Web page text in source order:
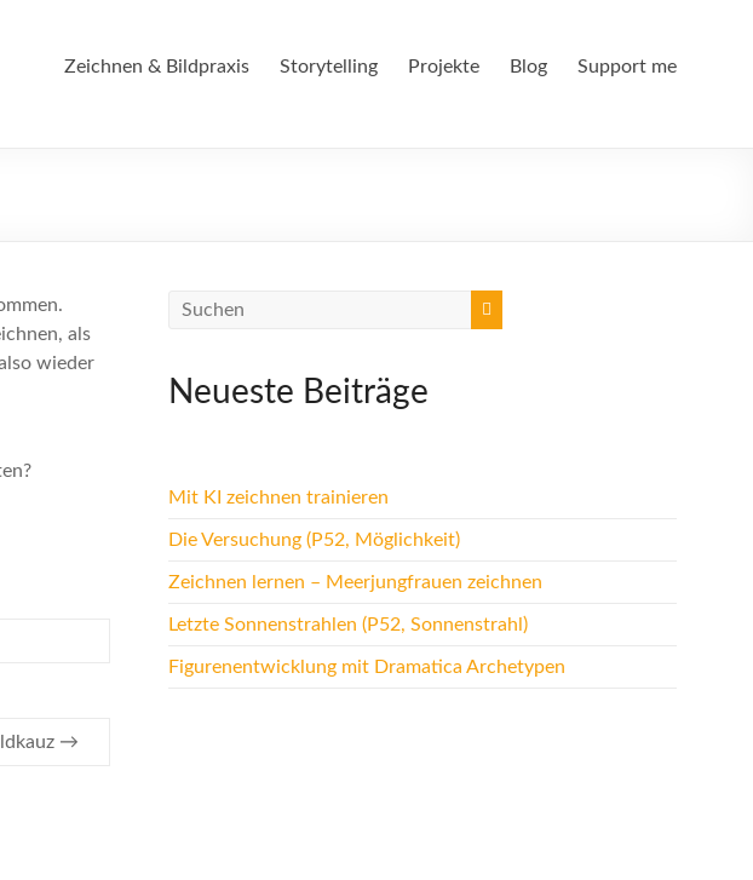
Zeichnen & Bildpraxis Storytelling Projekte Blog Support me
als
wieder
→
Neueste Beiträge
Mit KI zeichnen trainieren
Die Versuchung (P52, Möglichkeit)
Zeichnen lernen – Meerjungfrauen zeichnen
Letzte Sonnenstrahlen (P52, Sonnenstrahl)
Figurenentwicklung mit Dramatica Archetypen